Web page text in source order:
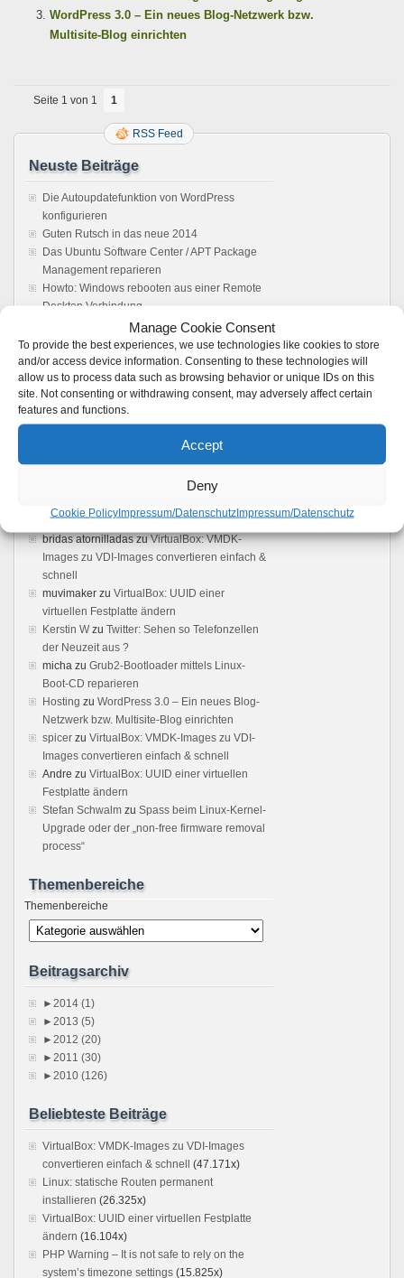
Manage Cookie Consent
To provide the best experiences, we use technologies like cookies to store
and/or access device information. Consenting to these technologies will
allow us to process data such as browsing behavior or unique IDs on this
site. Not consenting or withdrawing consent, may adversely affect certain
features and functions.
Accept
Deny
Cookie PolicyImpressum/DatenschutzImpressum/Datenschutz
WordPress 3.0 – Ein neues Blog-Netzwerk bzw.
Multisite-Blog einrichten
Seite 1 von 1 1
RSS Feed
Neuste Beiträge
Die Autoupdatefunktion von WordPress
konfigurieren
Guten Rutsch in das neue 2014
Das Ubuntu Software Center / APT Package
Management reparieren
Howto: Windows rebooten aus einer Remote
Desktop Verbindung
Sonos Windows Controller 4.1 unter Wine,
Anleitung. Es läuft !
Feedback
Vmware server: Browser does not load user
Zugriff auf die Weboberfläche möglich –
Loading ..
VMWare Server 2 Web Interface not loading -
Weboberfläche möglich – Loading ..
bridas atornilladaszuVirtualBox: VMDK-
Images zu VDI-Images convertieren einfach &
schnell
muvimaker zu VirtualBox: UUID einer
virtuellen Festplatte ändern
Kerstin Wzu Twitter: Sehen so Telefonzellen
der Neuzeit aus ?
micha zu Grub2-Bootloader mittels Linux-
Boot-CD reparieren
Hosting zu WordPress 3.0 – Ein neues Blog-
Netzwerk bzw. Multisite-Blog einrichten
spicer zu VirtualBox: VMDK-Images zu VDI-
Images convertieren einfach & schnell
Andre zu VirtualBox: UUID einer virtuellen
Festplatte ändern
Stefan Schwalm zu Spass beim Linux-Kernel-
Upgrade oder der „non-free firmware removal
process“
Themenbereiche
Themenbereiche
Beitragsarchiv
► 2014 (1)
► 2013 (5)
► 2012 (20)
► 2011 (30)
► 2010 (126)
Beliebteste Beiträge
VirtualBox: VMDK-Images zu VDI-Images
convertieren einfach & schnell (47.171x)
Linux: statische Routen permanent
installieren (26.325x)
VirtualBox: UUID einer virtuellen Festplatte
ändern (16.104x)
PHP Warning – It is not safe to rely on the
system’s timezone settings (15.825x)